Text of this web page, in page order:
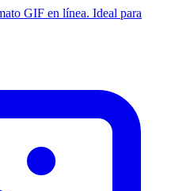
GIF en línea. Ideal para